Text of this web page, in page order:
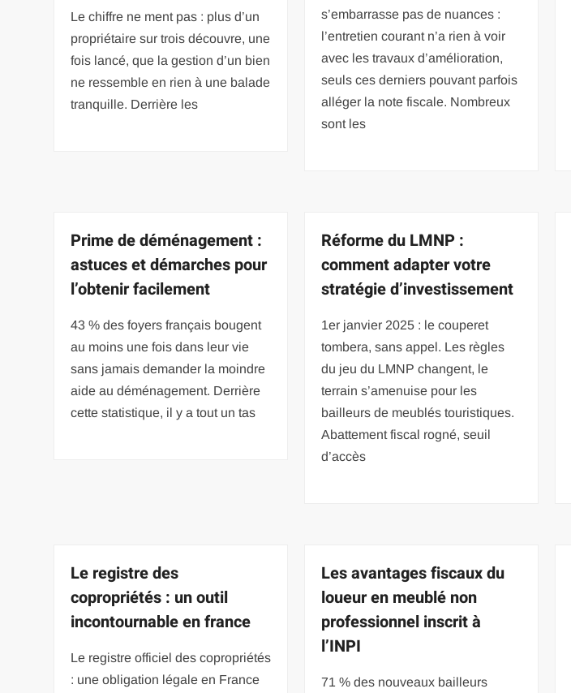
Le chiffre ne ment pas : plus d’un
propriétaire sur trois découvre, une
fois lancé, que la gestion d’un bien
ne ressemble en rien à une balade
tranquille. Derrière les
s’embarrasse pas de nuances :
l’entretien courant n’a rien à voir
avec les travaux d’amélioration,
seuls ces derniers pouvant parfois
alléger la note fiscale. Nombreux
sont les
Prime de déménagement :
astuces et démarches pour
l’obtenir facilement
43 % des foyers français bougent
au moins une fois dans leur vie
sans jamais demander la moindre
aide au déménagement. Derrière
cette statistique, il y a tout un tas
Réforme du LMNP :
comment adapter votre
stratégie d’investissement
1er janvier 2025 : le couperet
tombera, sans appel. Les règles
du jeu du LMNP changent, le
terrain s’amenuise pour les
bailleurs de meublés touristiques.
Abattement fiscal rogné, seuil
d’accès
Le registre des
copropriétés : un outil
incontournable en france
Le registre officiel des copropriétés
: une obligation légale en France
Les avantages fiscaux du
loueur en meublé non
professionnel inscrit à
l’INPI
71 % des nouveaux bailleurs